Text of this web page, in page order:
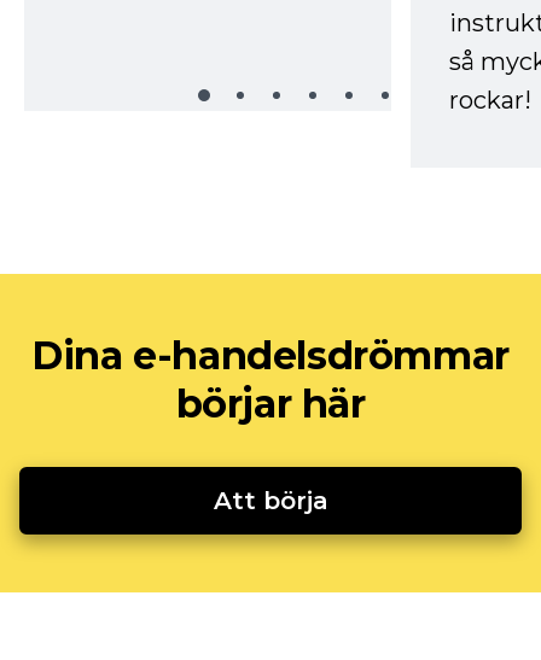
så
rockar!
Dina e-handelsdrömmar
börjar här
Att börja